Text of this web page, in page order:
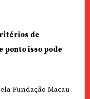
de
ponto isso pode
Fundação Macau